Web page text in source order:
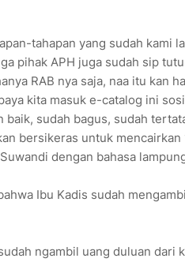
tahapan yang sudah kami
pihak APH juga sudah sip
RAB nya saja, naa itu kan
kita masuk e-catalog ini
sudah bagus, sudah
bersikeras untuk
dengan bahasa
Ibu Kadis sudah
ngambil uang duluan dari